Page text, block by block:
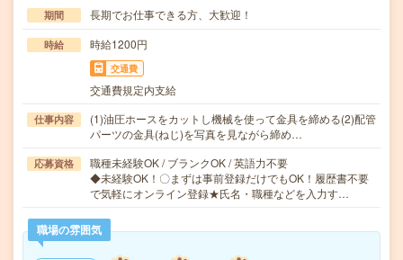
期間 長期でお仕事できる方、大歓迎！
時給 時給1200円
交通費
交通費規定内支給
仕事内容
(1)油圧ホースをカットし機械を使って金具を締める(2)配管
パーツの金具(ねじ)を写真を見ながら締め…
応募資格
職種未経験OK / ブランクOK / 英語力不要
◆未経験OK！〇まずは事前登録だけでもOK！履歴書不要
で気軽にオンライン登録★氏名・職種などを入力す…
職場の雰囲気